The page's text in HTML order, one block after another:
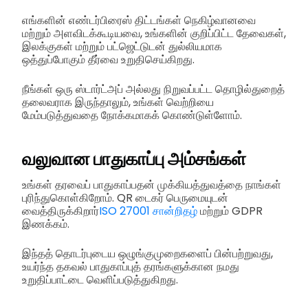
எங்களின் எண்டர்பிரைஸ் திட்டங்கள் நெகிழ்வானவை
மற்றும் அளவிடக்கூடியவை, உங்களின் குறிப்பிட்ட தேவைகள்,
இலக்குகள் மற்றும் பட்ஜெட்டுடன் துல்லியமாக
ஒத்துப்போகும் தீர்வை உறுதிசெய்கிறது.
நீங்கள் ஒரு ஸ்டார்ட்அப் அல்லது நிறுவப்பட்ட தொழில்துறைத்
தலைவராக இருந்தாலும், உங்கள் வெற்றியை
மேம்படுத்துவதை நோக்கமாகக் கொண்டுள்ளோம்.
வலுவான பாதுகாப்பு அம்சங்கள்
உங்கள் தரவைப் பாதுகாப்பதன் முக்கியத்துவத்தை நாங்கள்
புரிந்துகொள்கிறோம். QR டைகர் பெருமையுடன்
வைத்திருக்கிறார்ISO 27001 சான்றிதழ்மற்றும் GDPR
இணக்கம்.
இந்தத் தொடர்புடைய ஒழுங்குமுறைகளைப் பின்பற்றுவது,
உயர்ந்த தகவல் பாதுகாப்புத் தரங்களுக்கான நமது
உறுதிப்பாட்டை வெளிப்படுத்துகிறது.